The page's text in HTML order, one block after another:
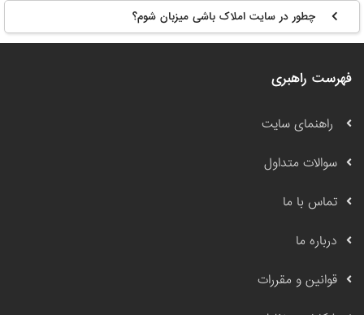
چطور در سایت املاک باشی میزبان شوم؟
فهرست راهبری
راهنمای سایت
سوالات متداول
تماس با ما
درباره ما
قوانین و مقررات